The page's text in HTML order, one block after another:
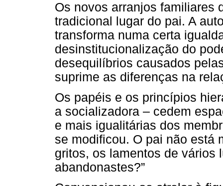
Os novos arranjos familiares
tradicional lugar do pai. A
transforma numa certa
desinstitucionalização do
desequilíbrios causados
suprime as diferenças na
Os papéis e os princípios
a socializadora – cedem
e mais igualitárias dos
se modificou. O pai não está
gritos, os lamentos de vários
abandonastes?”